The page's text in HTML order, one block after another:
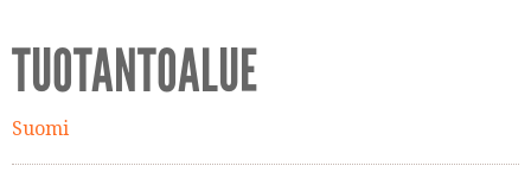
TUOTANTOALUE
Suomi